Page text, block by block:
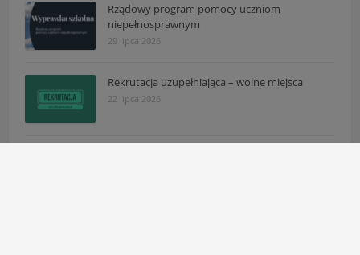
Rządowy program pomocy uczniom
niepełnosprawnym
29 lipca 2026
Rekrutacja uzupełniająca – wolne miejsca
22 lipca 2026